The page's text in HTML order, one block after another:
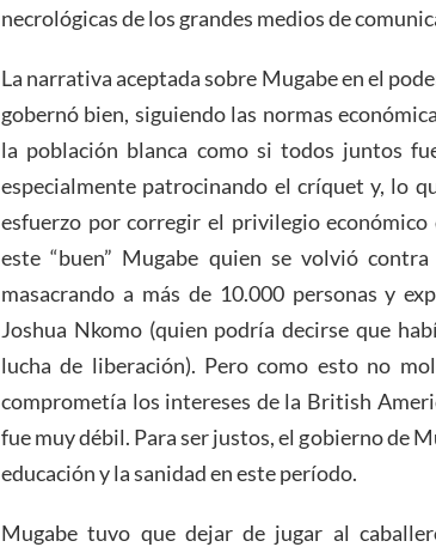
necrológicas de los grandes medios de
La narrativa aceptada sobre Mugabe en el
gobernó bien, siguiendo las normas
la población blanca como si todos juntos
especialmente patrocinando el críquet y, lo
esfuerzo por corregir el privilegio económico
este “buen” Mugabe quien se volvió
masacrando a más de 10.000 personas y
Joshua Nkomo (quien podría decirse que
lucha de liberación). Pero como esto no
comprometía los intereses de la British
fue muy débil. Para ser justos, el gobierno de
educación y la sanidad en este período.
Mugabe tuvo que dejar de jugar al